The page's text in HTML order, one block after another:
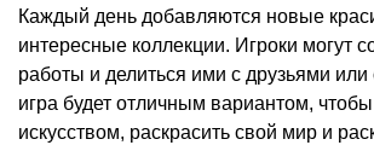
Каждый день добавляются новые
интересные коллекции. Игроки могут
работы и делиться ими с друзьями
игра будет отличным вариантом,
искусством, раскрасить свой мир и